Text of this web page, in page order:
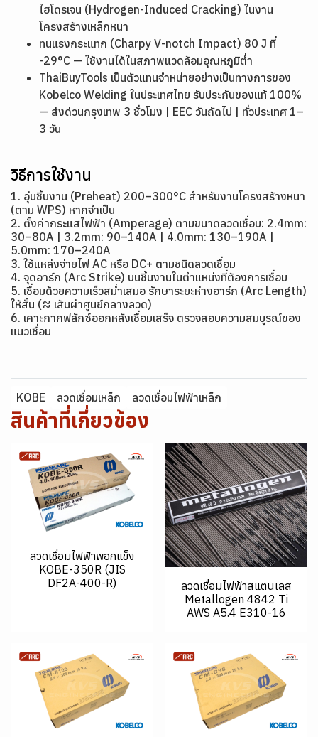
ไฮโดรเจน (Hydrogen-Induced Cracking) ในงาน
โครงสร้างเหล็กหนา
ทนแรงกระแทก (Charpy V-notch Impact) 80 J ที่
-29°C — ใช้งานได้ในสภาพแวดล้อมอุณหภูมิต่ำ
ThaiBuyTools เป็นตัวแทนจำหน่ายอย่างเป็นทางการของ
Kobelco Welding ในประเทศไทย รับประกันของแท้ 100%
— ส่งด่วนกรุงเทพ 3 ชั่วโมง | EEC วันถัดไป | ทั่วประเทศ 1–
3 วัน
วิธีการใช้งาน
1. อุ่นชิ้นงาน (Preheat) 200–300°C สำหรับงานโครงสร้างหนา
(ตาม WPS) หากจำเป็น
2. ตั้งค่ากระแสไฟฟ้า (Amperage) ตามขนาดลวดเชื่อม: 2.4mm:
30–80A | 3.2mm: 90–140A | 4.0mm: 130–190A |
5.0mm: 170–240A
3. ใช้แหล่งจ่ายไฟ AC หรือ DC+ ตามชนิดลวดเชื่อม
4. จุดอาร์ก (Arc Strike) บนชิ้นงานในตำแหน่งที่ต้องการเชื่อม
5. เชื่อมด้วยความเร็วสม่ำเสมอ รักษาระยะห่างอาร์ก (Arc Length)
ให้สั้น (≈ เส้นผ่าศูนย์กลางลวด)
6. เคาะกากฟลักซ์ออกหลังเชื่อมเสร็จ ตรวจสอบความสมบูรณ์ของ
แนวเชื่อม
KOBE ลวดเชื่อมเหล็ก ลวดเชื่อมไฟฟ้าเหล็ก
สินค้าที่เกี่ยวข้อง
ลวดเชื่อมไฟฟ้าพอกแข็ง
KOBE-350R (JIS
DF2A-400-R)
ลวดเชื่อมไฟฟ้าสแตนเลส
Metallogen 4842 Ti
AWS A5.4 E310-16